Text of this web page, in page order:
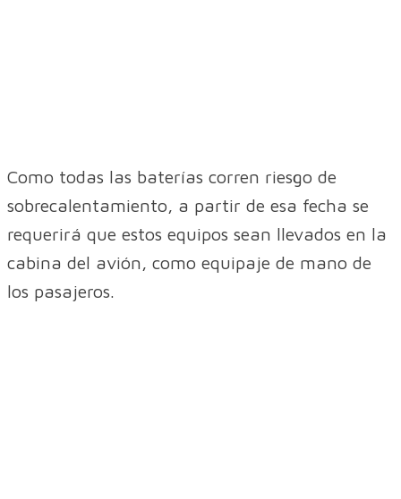
Como todas las baterías corren riesgo de
sobrecalentamiento, a partir de esa fecha se
requerirá que estos equipos sean llevados en la
cabina del avión, como equipaje de mano de
los pasajeros.